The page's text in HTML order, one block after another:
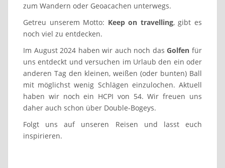
zum Wandern oder Geoacachen unterwegs.
Getreu unserem Motto: Keep on travelling, gibt es
noch viel zu entdecken.
Im August 2024 haben wir auch noch dasGolfen für
uns entdeckt und versuchen im Urlaub den ein oder
anderen Tag den kleinen, weißen (oder bunten) Ball
mit möglichst wenig Schlägen einzulochen. Aktuell
haben wir noch ein HCPI von 54. Wir freuen uns
daher auch schon über Double-Bogeys.
Folgt uns auf unseren Reisen und lasst euch
inspirieren.